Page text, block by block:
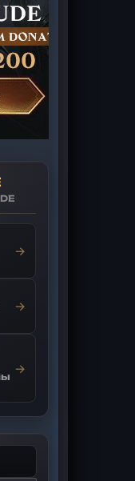
→
→
→